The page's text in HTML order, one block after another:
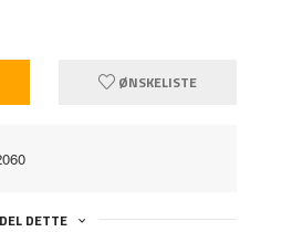
ØNSKELISTE
DEL DETTE